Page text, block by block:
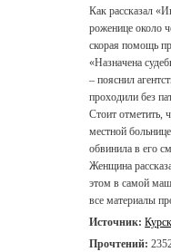
Как рассказал
роженице около
скорая помощь
«Назначена
– пояснил
проходили без
Стоит отметить,
местной
обвинила в его
Женщина
этом в самой
все материалы
Источник:
Прочтений: